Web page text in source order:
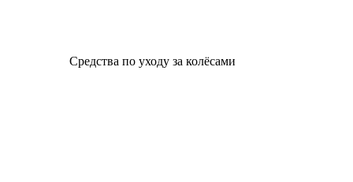
Средства по уходу за колёсами